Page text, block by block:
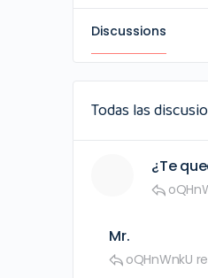
Discussions
Todas las
¿Te
Mr.
oQHnWnkU